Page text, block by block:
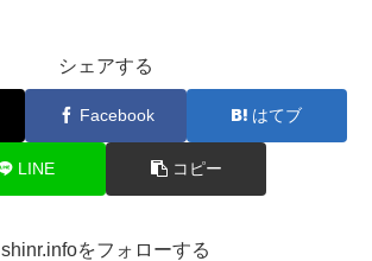
シェアする
Facebook はてブ
LINE コピー
shinr.infoをフォローする